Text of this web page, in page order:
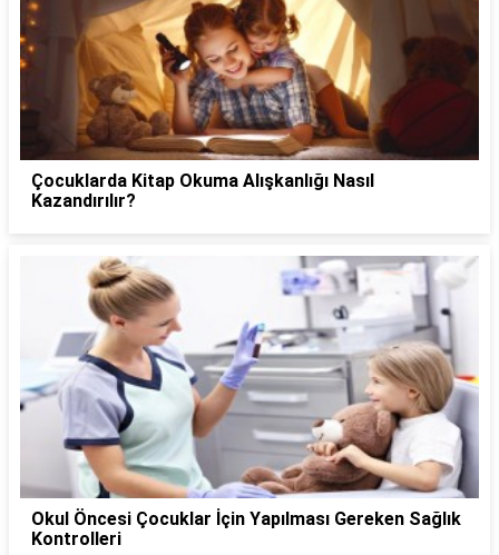
Çocuklarda Kitap Okuma Alışkanlığı Nasıl
Kazandırılır?
Okul Öncesi Çocuklar İçin Yapılması Gereken Sağlık
Kontrolleri